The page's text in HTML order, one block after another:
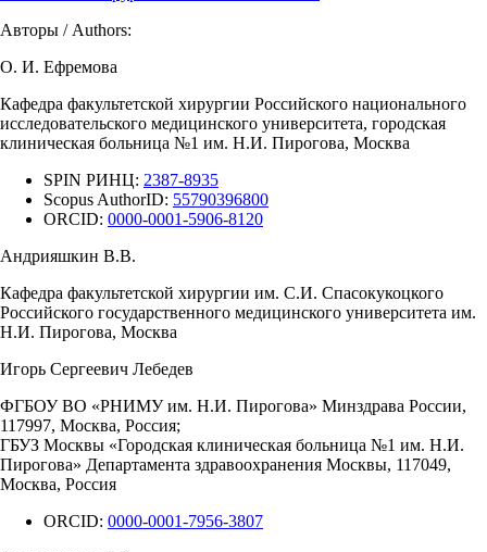
Авторы / Authors:
О. И. Ефремова
Кафедра факультетской хирургии Российского национального
исследовательского медицинского университета, городская
клиническая больница №1 им. Н.И. Пирогова, Москва
SPIN РИНЦ: 2387-8935
Scopus AuthorID: 55790396800
ORCID: 0000-0001-5906-8120
Андрияшкин В.В.
Кафедра факультетской хирургии им. С.И. Спасокукоцкого
Российского государственного медицинского университета им.
Н.И. Пирогова, Москва
Игорь Сергеевич Лебедев
ФГБОУ ВО «РНИМУ им. Н.И. Пирогова» Минздрава России,
117997, Москва, Россия;
ГБУЗ Москвы «Городская клиническая больница №1 им. Н.И.
Пирогова» Департамента здравоохранения Москвы, 117049,
Москва, Россия
ORCID: 0000-0001-7956-3807